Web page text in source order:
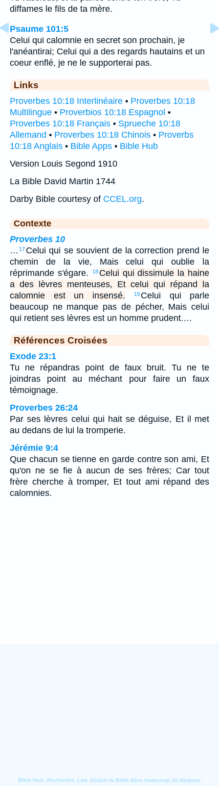
diffames le fils de ta mère.
Psaume 101:5
Celui qui calomnie en secret son prochain, je
l'anéantirai; Celui qui a des regards hautains et un
coeur enflé, je ne le supporterai pas.
Links
Proverbes 10:18 Interlinéaire • Proverbes 10:18
Multilingue • Proverbios 10:18 Espagnol •
Proverbes 10:18 Français • Sprueche 10:18
Allemand • Proverbes 10:18 Chinois • Proverbs
10:18 Anglais • Bible Apps • Bible Hub
Version Louis Segond 1910
La Bible David Martin 1744
Darby Bible courtesy of CCEL.org.
Contexte
Proverbes 10
… 17 Celui qui se souvient de la correction prend le
chemin de la vie, Mais celui qui oublie la
réprimande s'égare.
18 Celui qui dissimule la haine
a des lèvres menteuses, Et celui qui répand la
calomnie est un insensé.
19 Celui qui parle
beaucoup ne manque pas de pécher, Mais celui
qui retient ses lèvres est un homme prudent.…
Références Croisées
Exode 23:1
Tu ne répandras point de faux bruit. Tu ne te
joindras point au méchant pour faire un faux
témoignage.
Proverbes 26:24
Par ses lèvres celui qui hait se déguise, Et il met
au dedans de lui la tromperie.
Jérémie 9:4
Que chacun se tienne en garde contre son ami, Et
qu'on ne se fie à aucun de ses frères; Car tout
frère cherche à tromper, Et tout ami répand des
calomnies.